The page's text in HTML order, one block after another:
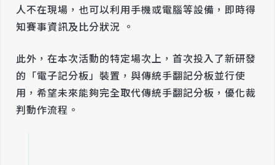
人不在現場，也可以利用手機或電腦等設備，即時得
知賽事資訊及比分狀況 。
此外，在本次活動的特定場次上，首次投入了新研發
的「電子記分板」裝置，與傳統手翻記分板並行使
用，希望未來能夠完全取代傳統手翻記分板，優化裁
判動作流程。